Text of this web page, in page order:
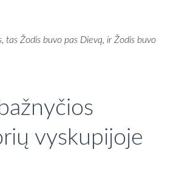
tas Žodis buvo pas Dievą, ir Žodis buvo
vyskupijoje